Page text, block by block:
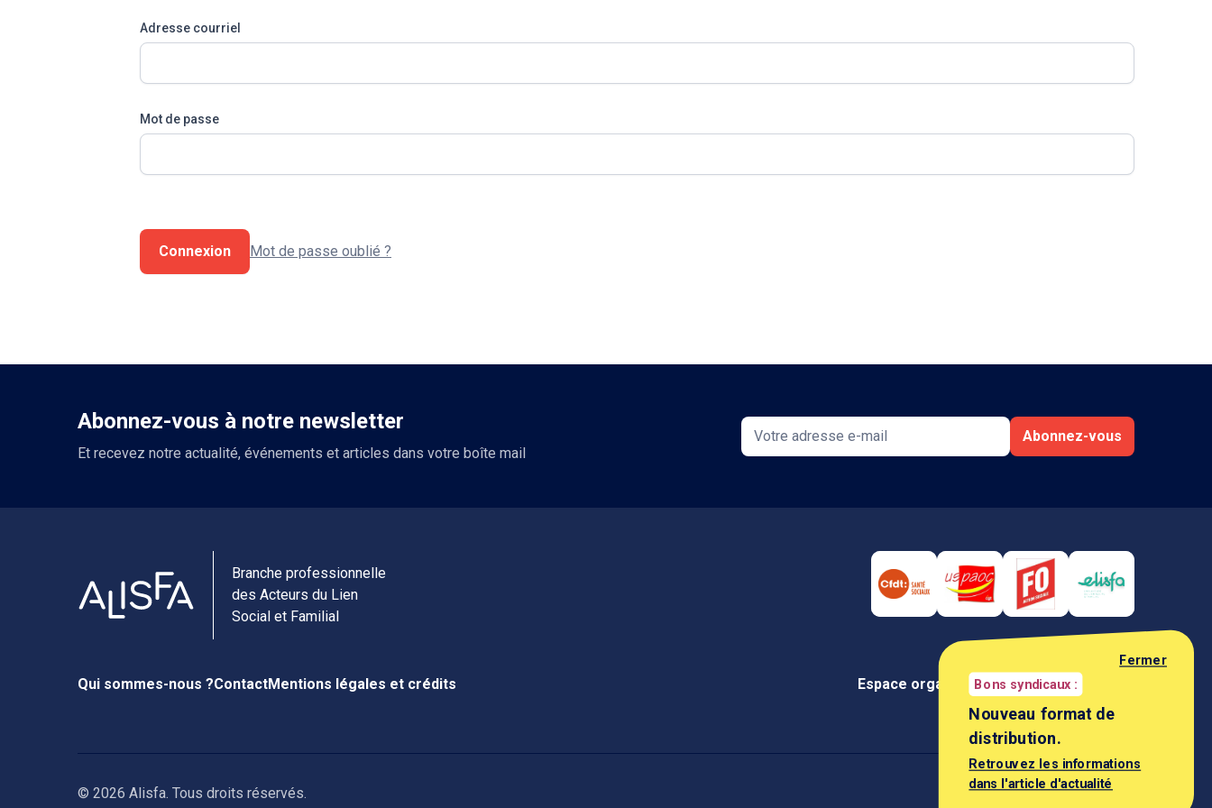
Adresse courriel
Mot de passe
Connexion Mot de passe oublié ?
Abonnez-vous à notre newsletter
Et recevez notre actualité, événements et articles dans votre boîte mail
Abonnez-vous
Branche professionnelle
des Acteurs du Lien
Social et Familial
Qui sommes-nous ?ContactMentions légales et crédits Espace organisationEspace négociateur
© 2026 Alisfa. Tous droits réservés.
Fermer
Bons syndicaux :
Nouveau format de
distribution.
Retrouvez les informations
dans l'article d'actualité